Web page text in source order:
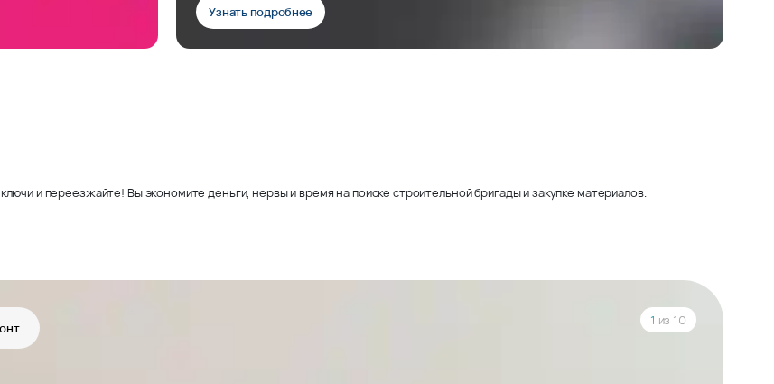
Узнать подробнее
и переезжайте! Вы экономите деньги, нервы и время на поиске строительной бригады и закупке материалов.
1 из 10